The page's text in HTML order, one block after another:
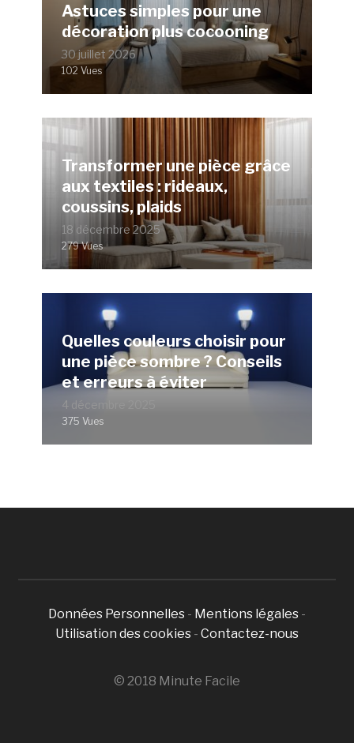
Astuces simples pour une
décoration plus cocooning
30 juillet 2026
102 Vues
Transformer une pièce grâce
aux textiles : rideaux,
coussins, plaids
18 décembre 2025
279 Vues
Quelles couleurs choisir pour
une pièce sombre ? Conseils
et erreurs à éviter
4 décembre 2025
375 Vues
Données Personnelles - Mentions légales -
Utilisation des cookies - Contactez-nous
© 2018 Minute Facile